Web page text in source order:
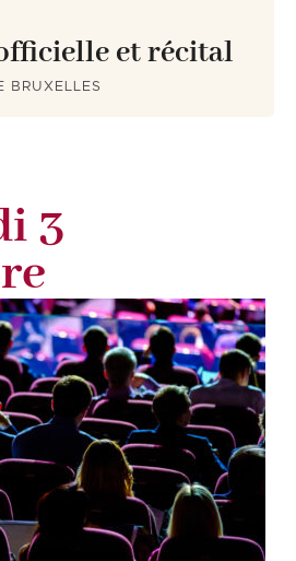
et récital
BRUXELLES
3